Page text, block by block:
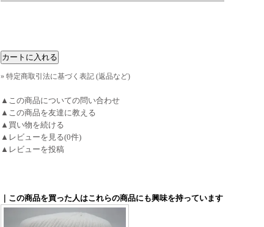
» 特定商取引法に基づく表記 (返品など)
▲この商品についての問い合わせ
▲この商品を友達に教える
▲買い物を続ける
▲レビューを見る(0件)
▲レビューを投稿
｜この商品を買った人はこれらの商品にも興味を持っています